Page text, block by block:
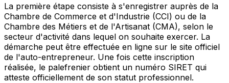
La première étape consiste à s'enregistrer auprès de la
Chambre de Commerce et d'Industrie (CCI) ou de la
Chambre des Métiers et de l'Artisanat (CMA), selon le
secteur d'activité dans lequel on souhaite exercer. La
démarche peut être effectuée en ligne sur le site officiel
de l'auto-entrepreneur. Une fois cette inscription
réalisée, le palefrenier obtient un numéro SIRET qui
atteste officiellement de son statut professionnel.